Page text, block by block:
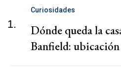
1.
Curiosidades
Dónde queda la
Banfield: